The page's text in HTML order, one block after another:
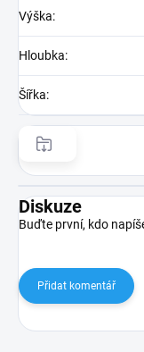
Výška:
Hloubka:
Šířka:
Diskuze
Buďte první, kdo
Přidat komentář